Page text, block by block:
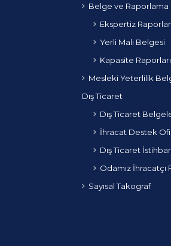
Belge ve Raporlama
Ekspertiz
Yerli Malı Belgesi
Kapasite Raporları
Mesleki Yeterlilik
Dış Ticaret
Dış Ticaret
İhracat Destek
Dış Ticaret
Odamız İhracatçı
Sayısal Takograf